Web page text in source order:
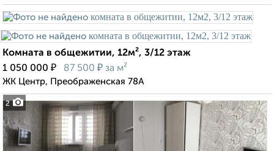
2
Комната в общежитии, 12м², 3/12 этаж
1 050 000 ₽ 87 500 ₽ за м²
ЖК Центр, Преображенская 78А